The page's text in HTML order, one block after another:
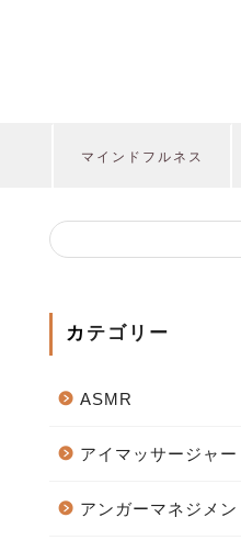
マインドフルネス
カテゴリー
ASMR
アイマッサージャー
アンガーマネジメン